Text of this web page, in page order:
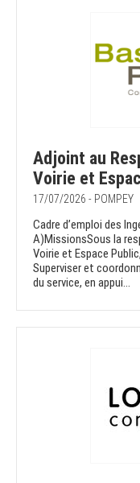
Adjoint au
Voirie et
17/07/2026 - POMPEY
Cadre d’emploi des
A)MissionsSous la
Voirie et Espace
Superviser et
du service, en appui...